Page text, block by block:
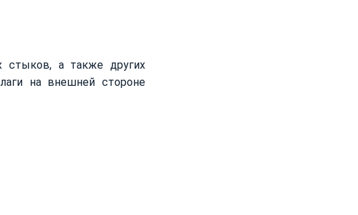
стыков, а также других
на внешней стороне